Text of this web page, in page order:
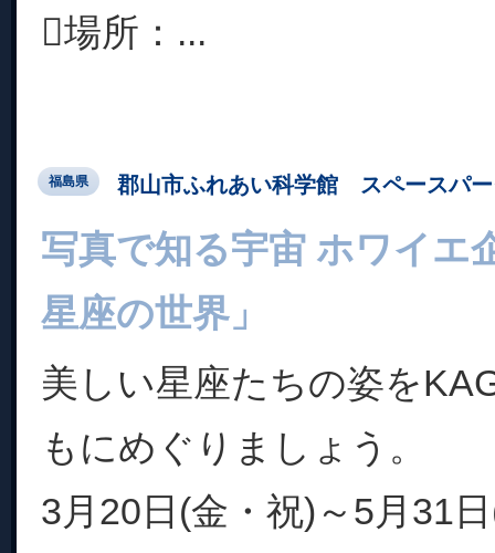
場所：...
福島県 郡山市ふれあい科学館 スペースパ
写真で知る宇宙 ホワイエ
星座の世界」
美しい星座たちの姿を
もにめぐりましょう。
3月20日(金・祝)～5月31